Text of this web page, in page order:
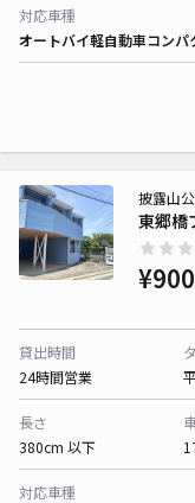
対応車種
オートバイ軽自動車コンパ
東郷橋
披露山
貸出時間
24時間営業
長さ
380cm 以下
対応車種